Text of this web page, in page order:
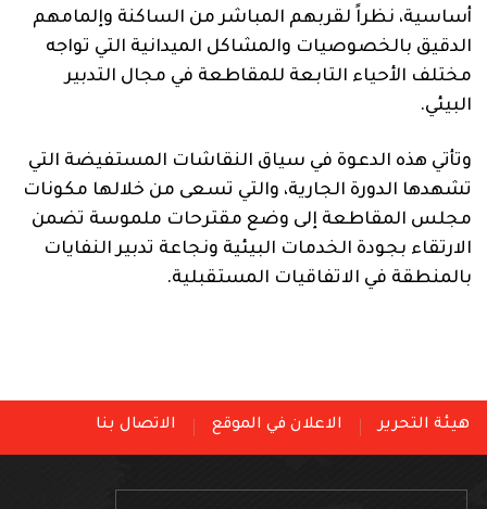
أساسية، نظراً لقربهم المباشر من الساكنة وإلمامهم
الدقيق بالخصوصيات والمشاكل الميدانية التي تواجه
مختلف الأحياء التابعة للمقاطعة في مجال التدبير
البيئي.
وتأتي هذه الدعوة في سياق النقاشات المستفيضة التي
تشهدها الدورة الجارية، والتي تسعى من خلالها مكونات
مجلس المقاطعة إلى وضع مقترحات ملموسة تضمن
الارتقاء بجودة الخدمات البيئية ونجاعة تدبير النفايات
بالمنطقة في الاتفاقيات المستقبلية.
هيئة التحرير الاعلان في الموقع الاتصال بنا